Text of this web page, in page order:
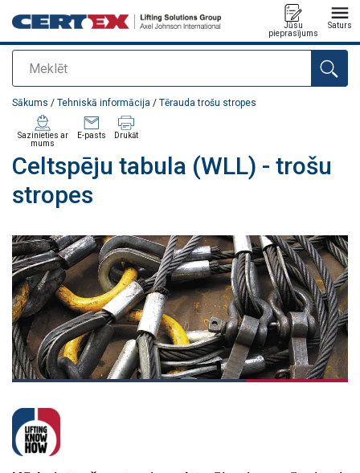
Meklēt
Jūsu
pieprasījums
Saturs
Pievienots jūsu pasūtījumam
Sākums / Tehniskā informācija / Tērauda trošu stropes
Celtspēju tabula (WLL) - trošu
stropes
Sazinieties ar
mums
E-pasts Drukāt